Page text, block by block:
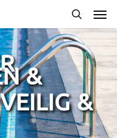
search
&
&